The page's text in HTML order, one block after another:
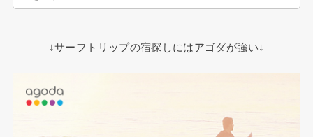
↓サーフトリップの宿探しにはアゴダが強い↓